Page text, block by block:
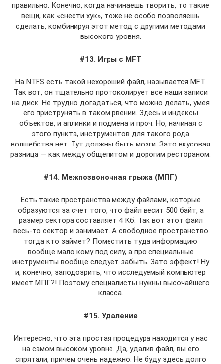
правильно. Конечно, когда начинаешь творить, то такие
вещи, как «снести хук», тоже не особо позволяешь
сделать, комбинируя этот метод с другими методами
высокого уровня.
#13. Игры с MFT
На NTFS есть такой нехороший файл, называется MFT.
Так вот, он тщательно протоколирует все наши записи
на диск. Не трудно догадаться, что можно делать, умея
его приструнять в таком рвении. Здесь и индексы
объектов, и аплинки и подмена и проч. Но, начиная с
этого пункта, инструментов для такого рода
волшебства нет. Тут должны быть мозги. Зато вкусовая
разница — как между общепитом и дорогим рестораном.
#14. Межпозвоночная грыжа (МПГ)
Есть такие пространства между файлами, которые
образуются за счет того, что файл весит 500 байт, а
размер сектора составляет 4 Кб. Так вот этот файл
весь-то сектор и занимает. А свободное пространство
тогда кто займет? Поместить туда информацию
вообще мало кому под силу, а про специальные
инструменты вообще следует забыть. Зато эффект! Ну
и, конечно, заподозрить, что исследуемый компьютер
имеет МПГ?! Поэтому специалисты нужны высочайшего
класса.
#15. Удаление
Интересно, что эта простая процедура находится у нас
на самом высоком уровне. Да, удалив файл, вы его
спрятали, причем очень надежно. Не буду здесь долго